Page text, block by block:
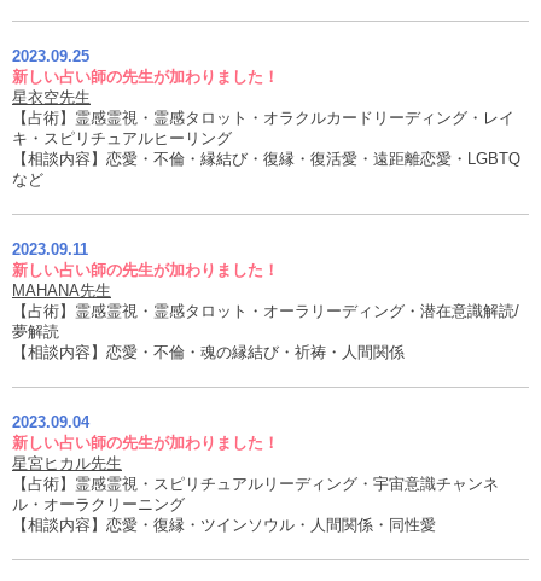
2023.09.25
新しい占い師の先生が加わりました！
星衣空先生
【占術】霊感霊視・霊感タロット・オラクルカードリーディング・レイ
キ・スピリチュアルヒーリング
【相談内容】恋愛・不倫・縁結び・復縁・復活愛・遠距離恋愛・LGBTQ
など
2023.09.11
新しい占い師の先生が加わりました！
MAHANA先生
【占術】霊感霊視・霊感タロット・オーラリーディング・潜在意識解読/
夢解読
【相談内容】恋愛・不倫・魂の縁結び・祈祷・人間関係
2023.09.04
新しい占い師の先生が加わりました！
星宮ヒカル先生
【占術】霊感霊視・スピリチュアルリーディング・宇宙意識チャンネ
ル・オーラクリーニング
【相談内容】恋愛・復縁・ツインソウル・人間関係・同性愛